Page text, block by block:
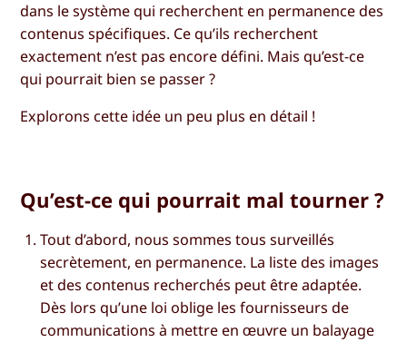
dans le système qui recherchent en permanence des
contenus spécifiques. Ce qu’ils recherchent
exactement n’est pas encore défini. Mais qu’est-ce
qui pourrait bien se passer ?
Explorons cette idée un peu plus en détail !
Qu’est-ce qui pourrait mal tourner ?
Tout d’abord, nous sommes tous surveillés
secrètement, en permanence. La liste des images
et des contenus recherchés peut être adaptée.
Dès lors qu’une loi oblige les fournisseurs de
communications à mettre en œuvre un balayage